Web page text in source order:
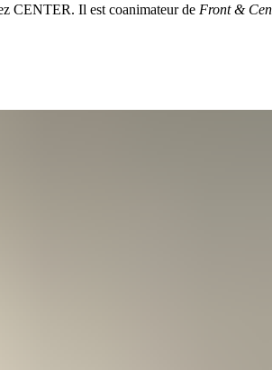
CENTER. Il est coanimateur de Front &